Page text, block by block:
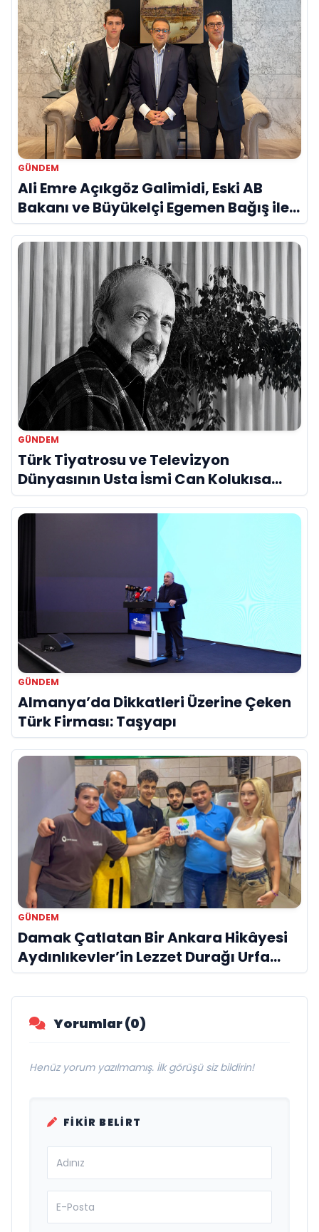
GÜNDEM
Ali Emre Açıkgöz Galimidi, Eski AB
Bakanı ve Büyükelçi Egemen Bağış ile
Bir Araya Geldi
GÜNDEM
Türk Tiyatrosu ve Televizyon
Dünyasının Usta İsmi Can Kolukısa
Hayatını Kaybetti
GÜNDEM
Almanya’da Dikkatleri Üzerine Çeken
Türk Firması: Taşyapı
GÜNDEM
Damak Çatlatan Bir Ankara Hikâyesi
Aydınlıkevler’in Lezzet Durağı Urfa
Damak
Yorumlar (0)
Henüz yorum yazılmamış. İlk görüşü siz bildirin!
FIKIR BELIRT